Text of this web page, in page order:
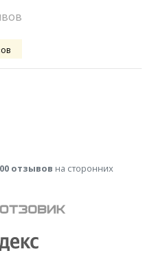
отзывов на сторонних